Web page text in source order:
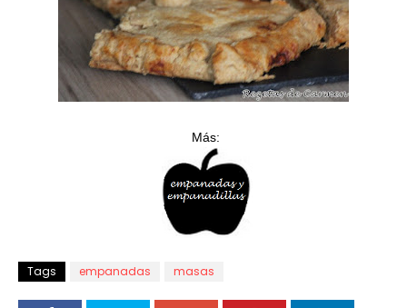
Más:
Tags empanadas masas